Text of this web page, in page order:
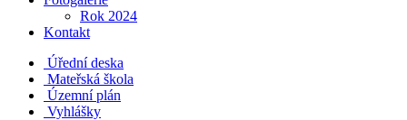
Rok 2024
Kontakt
Úřední deska
Mateřská škola
Územní plán
Vyhlášky